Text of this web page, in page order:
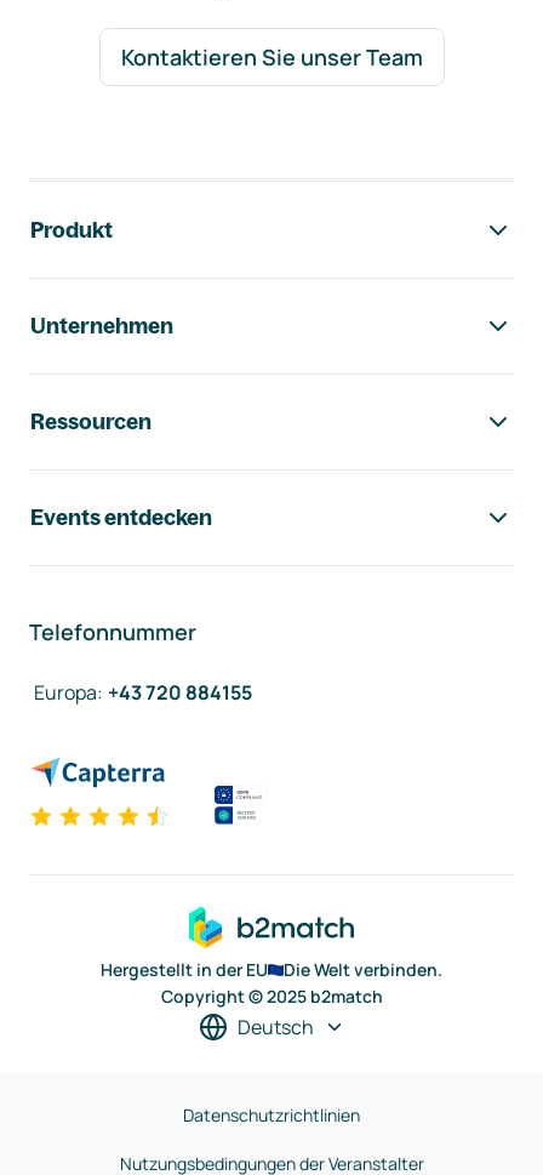
Kontaktieren Sie unser Team
Produkt
Unternehmen
Ressourcen
Events entdecken
Telefonnummer
Europa: +43 720 884155
Hergestellt in der EU
Die Welt verbinden.
Copyright © 2025 b2match
Deutsch
Datenschutzrichtlinien
Nutzungsbedingungen der Veranstalter